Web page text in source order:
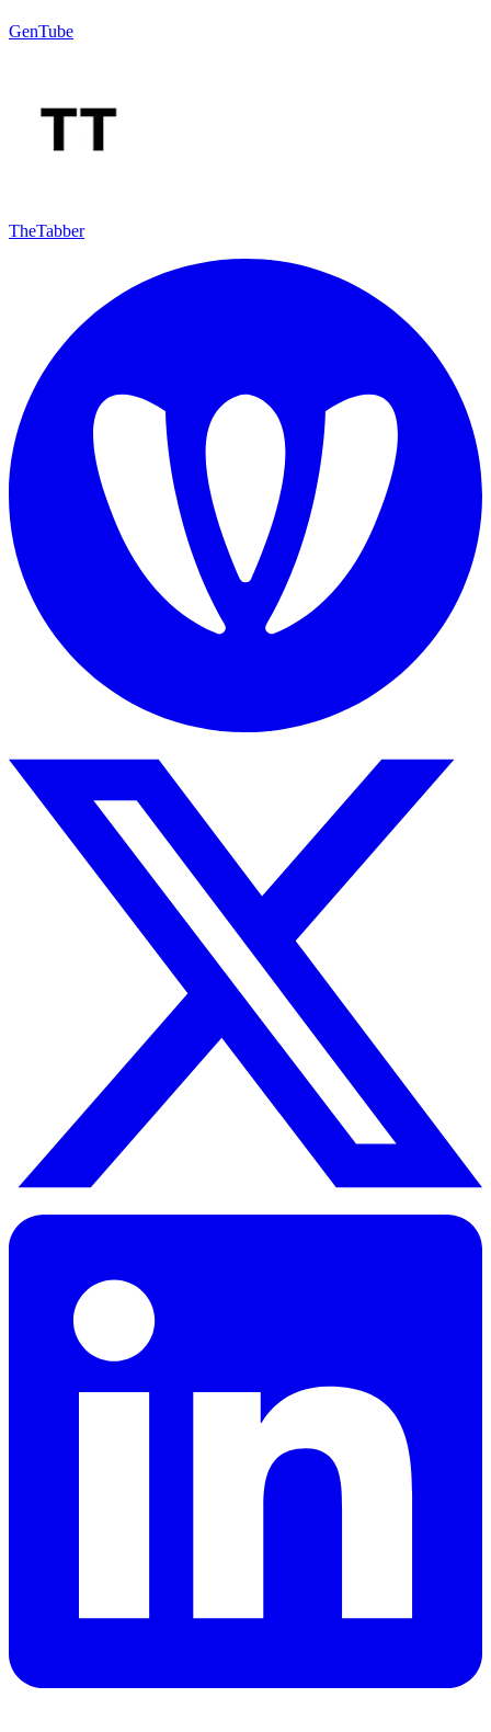
GenTube
TheTabber